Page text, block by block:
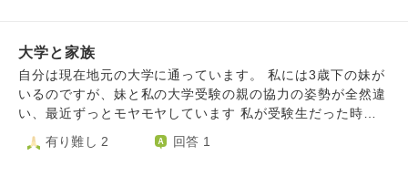
メリットももたらしません。 なんなら、手を抜いて時間を
作れば手にできた機会を逃したりしています。 能力として
身についていることを実感できたこともあまりありません。
<br>私の努力や心配が、私に報いてくれる日は来るのでしょ
いるのでしょうか？ 私も、彼らと同様に世の中を効率的に
ない素振りを見せると、キレて手がつけられません。そのま
ま聞き流していましたが、それも疲れます。今度友人と遊ん
だり、いとこに会うために帰省するので、また就活のことで
言われそうで、疲れそうで鬱です。 地元で一生過ごしな
心だからと。わたしの人生なのに。 たまに、わたしの将
大学と家族
自分は現在地元の大学に通っています。 私には3歳下の妹が
いるのですが、妹と私の大学受験の親の協力の姿勢が全然違
い、最近ずっとモヤモヤしています 私が受験生だった時、
親は学費は出す代わりに地元の国公立大学しか行かせられな
いのと言われ、私は親の言った通り地元の大学に何とか合格
有り難し 2 回答 1